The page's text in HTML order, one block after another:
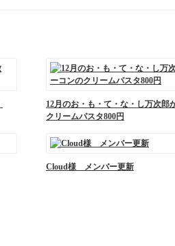
12月のお・も・て・な・し万次郎
クリームパスタ800円
Cloud様 メンバー更新